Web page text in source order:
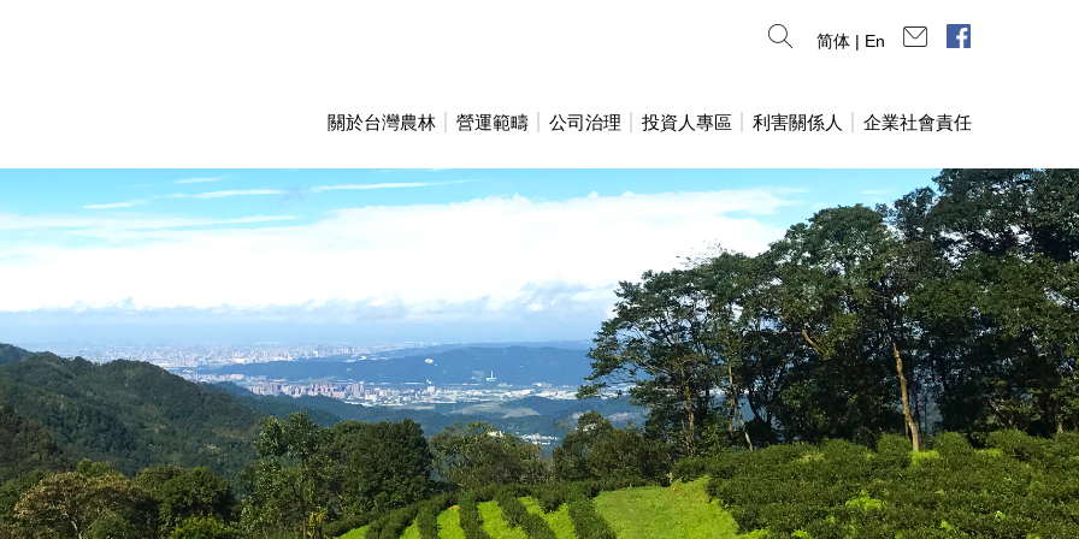
關於台灣農林 營運範疇 公司治理 投資人專區 利害關係人 企業社會責任
简体 | En
連絡我們臉書專頁